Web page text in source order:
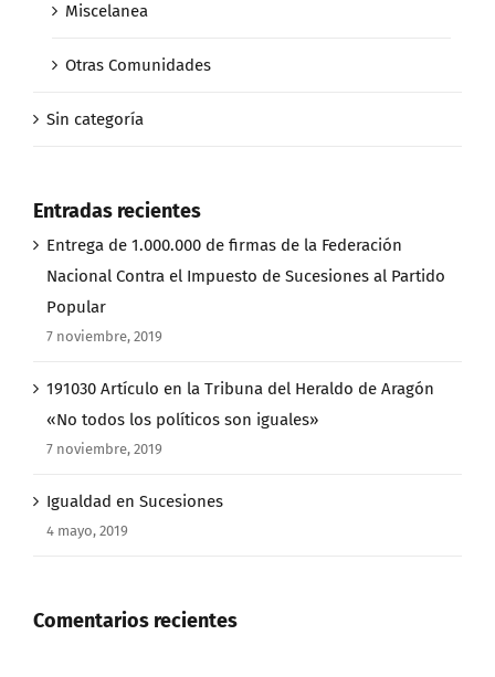
Miscelanea
Otras Comunidades
Sin categoría
Entradas recientes
Entrega de 1.000.000 de firmas de la Federación
Nacional Contra el Impuesto de Sucesiones al Partido
Popular
7 noviembre, 2019
191030 Artículo en la Tribuna del Heraldo de Aragón
«No todos los políticos son iguales»
7 noviembre, 2019
Igualdad en Sucesiones
4 mayo, 2019
Comentarios recientes